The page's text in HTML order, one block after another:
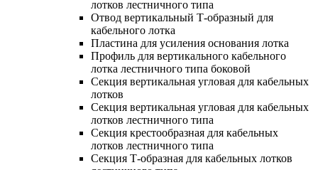
лотков лестничного типа
Отвод вертикальный Т-образный для
кабельного лотка
Пластина для усиления основания лотка
Профиль для вертикального кабельного
лотка лестничного типа боковой
Секция вертикальная угловая для кабельных
лотков
Секция вертикальная угловая для кабельных
лотков лестничного типа
Секция крестообразная для кабельных
лотков лестничного типа
Секция Т-образная для кабельных лотков